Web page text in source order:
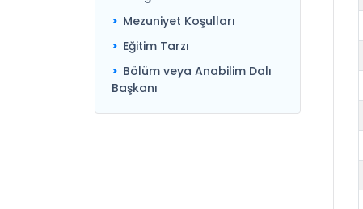
Mezuniyet Koşulları
Eğitim Tarzı
Bölüm veya Anabilim Dalı
Başkanı